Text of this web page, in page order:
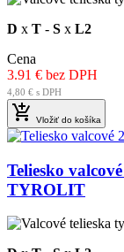
D x T - S x L2
Cena
3.91 € bez DPH
4,80 € s DPH
 Vložiť do košíka
Teliesko
TYROLIT